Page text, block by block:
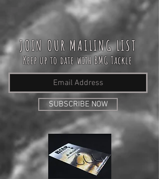
JOIN OUR MAILING LIST
Keep up to date with BMG Tackle
SUBSCRIBE NOW